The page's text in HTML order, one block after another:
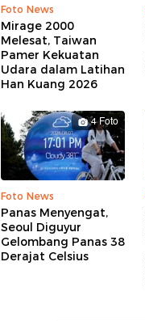
Foto News
Mirage 2000
Melesat, Taiwan
Pamer Kekuatan
Udara dalam Latihan
Han Kuang 2026
4 Foto
Foto News
Panas Menyengat,
Seoul Diguyur
Gelombang Panas 38
Derajat Celsius